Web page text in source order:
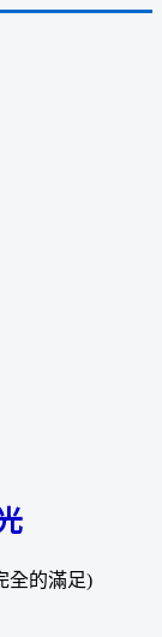
全的滿足)